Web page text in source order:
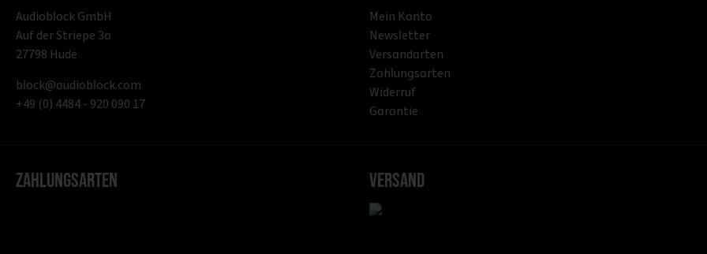
Audioblock GmbH
Auf der Striepe 3a
27798 Hude
block@audioblock.com
+49 (0) 4484 - 920 090 17
Mein Konto
Newsletter
Versandarten
Zahlungsarten
Widerruf
Garantie
Zahlungsarten Versand